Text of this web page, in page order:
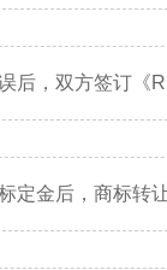
后，双方签订《
定金后，商标转